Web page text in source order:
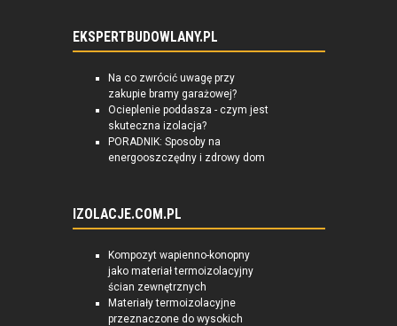
EKSPERTBUDOWLANY.PL
Na co zwrócić uwagę przy
zakupie bramy garażowej?
Ocieplenie poddasza - czym jest
skuteczna izolacja?
PORADNIK: Sposoby na
energooszczędny i zdrowy dom
IZOLACJE.COM.PL
Kompozyt wapienno-konopny
jako materiał termoizolacyjny
ścian zewnętrznych
Materiały termoizolacyjne
przeznaczone do wysokich